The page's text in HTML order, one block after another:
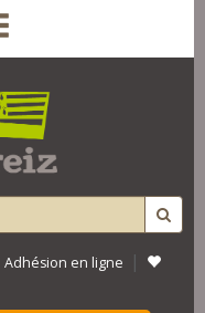
Adhésion en ligne |